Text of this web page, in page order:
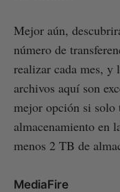
Mejor aún,
número de
realizar cada mes, y
archivos aquí son
mejor opción si solo
almacenamiento en
menos 2 TB de
MediaFire